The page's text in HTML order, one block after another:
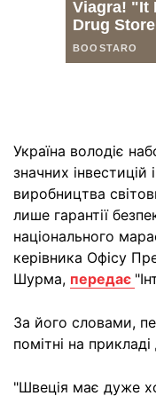
Україна володіє
значних інвестицій
виробництва
лише гарантії
національного
керівника Офісу
Шурма, передає
За його словами,
помітні на
"Швеція має дуже